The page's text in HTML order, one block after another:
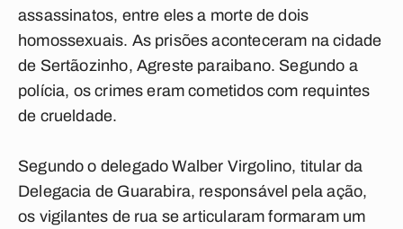
assassinatos, entre eles a morte de dois
homossexuais. As prisões aconteceram na cidade
de Sertãozinho, Agreste paraibano. Segundo a
polícia, os crimes eram cometidos com requintes
de crueldade.
Segundo o delegado Walber Virgolino, titular da
Delegacia de Guarabira, responsável pela ação,
os vigilantes de rua se articularam formaram um